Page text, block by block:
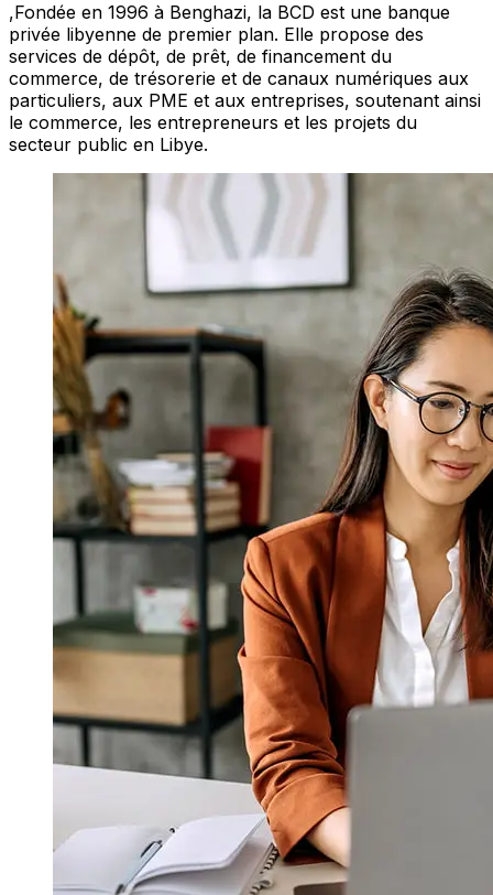
,Fondée en 1996 à Benghazi, la BCD est une banque
privée libyenne de premier plan. Elle propose des
services de dépôt, de prêt, de financement du
commerce, de trésorerie et de canaux numériques aux
particuliers, aux PME et aux entreprises, soutenant ainsi
le commerce, les entrepreneurs et les projets du
secteur public en Libye.